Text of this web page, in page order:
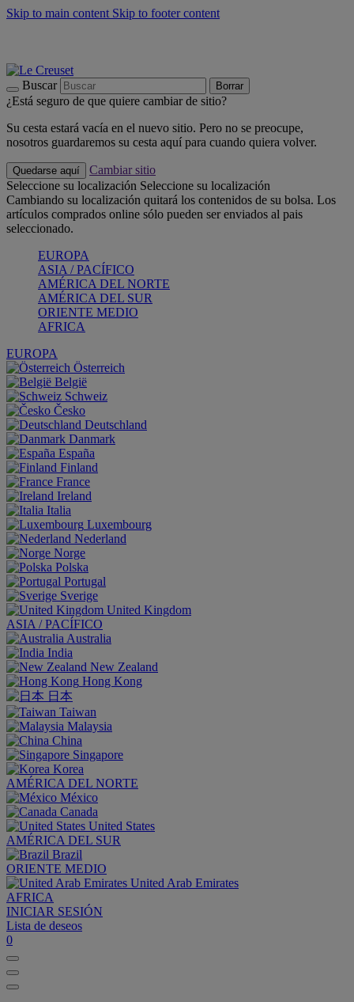
Skip to main content Skip to footer content
Buscar Borrar
¿Está seguro de que quiere cambiar de sitio?
Su cesta estará vacía en el nuevo sitio. Pero no se preocupe,
nosotros guardaremos su cesta aquí para cuando quiera volver.
Quedarse aquí
Cambiar sitio
Seleccione su localización Seleccione su localización
Cambiando su localización quitará los contenidos de su bolsa. Los
artículos comprados online sólo pueden ser enviados al pais
seleccionado.
EUROPA
ASIA / PACÍFICO
AMÉRICA DEL NORTE
AMÉRICA DEL SUR
ORIENTE MEDIO
AFRICA
EUROPA
Österreich
België
Schweiz
Česko
Deutschland
Danmark
España
Finland
France
Ireland
Italia
Luxembourg
Nederland
Norge
Polska
Portugal
Sverige
United Kingdom
ASIA / PACÍFICO
Australia
India
New Zealand
Hong Kong
日本
Taiwan
Malaysia
China
Singapore
Korea
AMÉRICA DEL NORTE
México
Canada
United States
AMÉRICA DEL SUR
Brazil
ORIENTE MEDIO
United Arab Emirates
AFRICA
INICIAR SESIÓN
Lista de deseos
0